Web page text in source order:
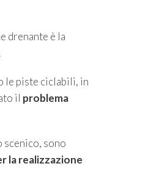
drenante è la
.
le piste ciclabili, in
il problema
scenico, sono
la realizzazione